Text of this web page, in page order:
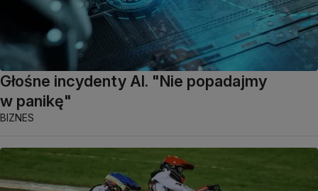
Głośne incydenty AI. "Nie popadajmy
w panikę"
BIZNES